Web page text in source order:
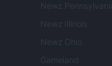
Newz Pennsylvania
Newz Illinois
Newz Ohio
Gameland